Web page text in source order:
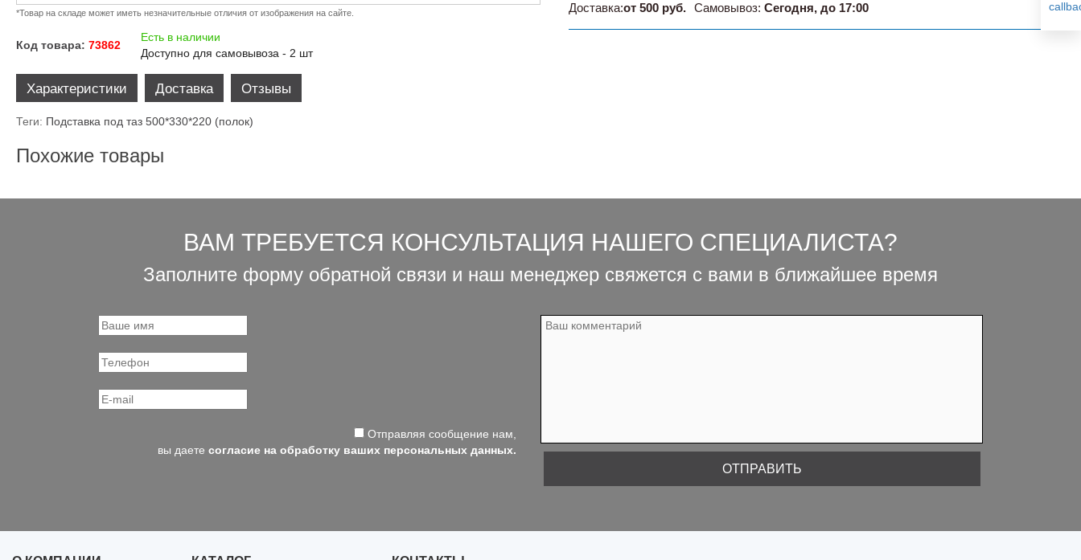
*Товар на складе может иметь незначительные отличия от изображения на сайте.
Код товара: 73862
Есть в наличии
Доступно для самовывоза - 2 шт
Доставка:от 500 руб. Самовывоз: Сегодня, до 17:00
Характеристики Доставка Отзывы
Теги: Подставка под таз 500*330*220 (полок)
Похожие товары
ВАМ ТРЕБУЕТСЯ КОНСУЛЬТАЦИЯ НАШЕГО СПЕЦИАЛИСТА?
Заполните форму обратной связи и наш менеджер свяжется с вами в ближайшее время
Отправляя сообщение нам,
вы даете согласие на обработку ваших персональных данных.
ОТПРАВИТЬ